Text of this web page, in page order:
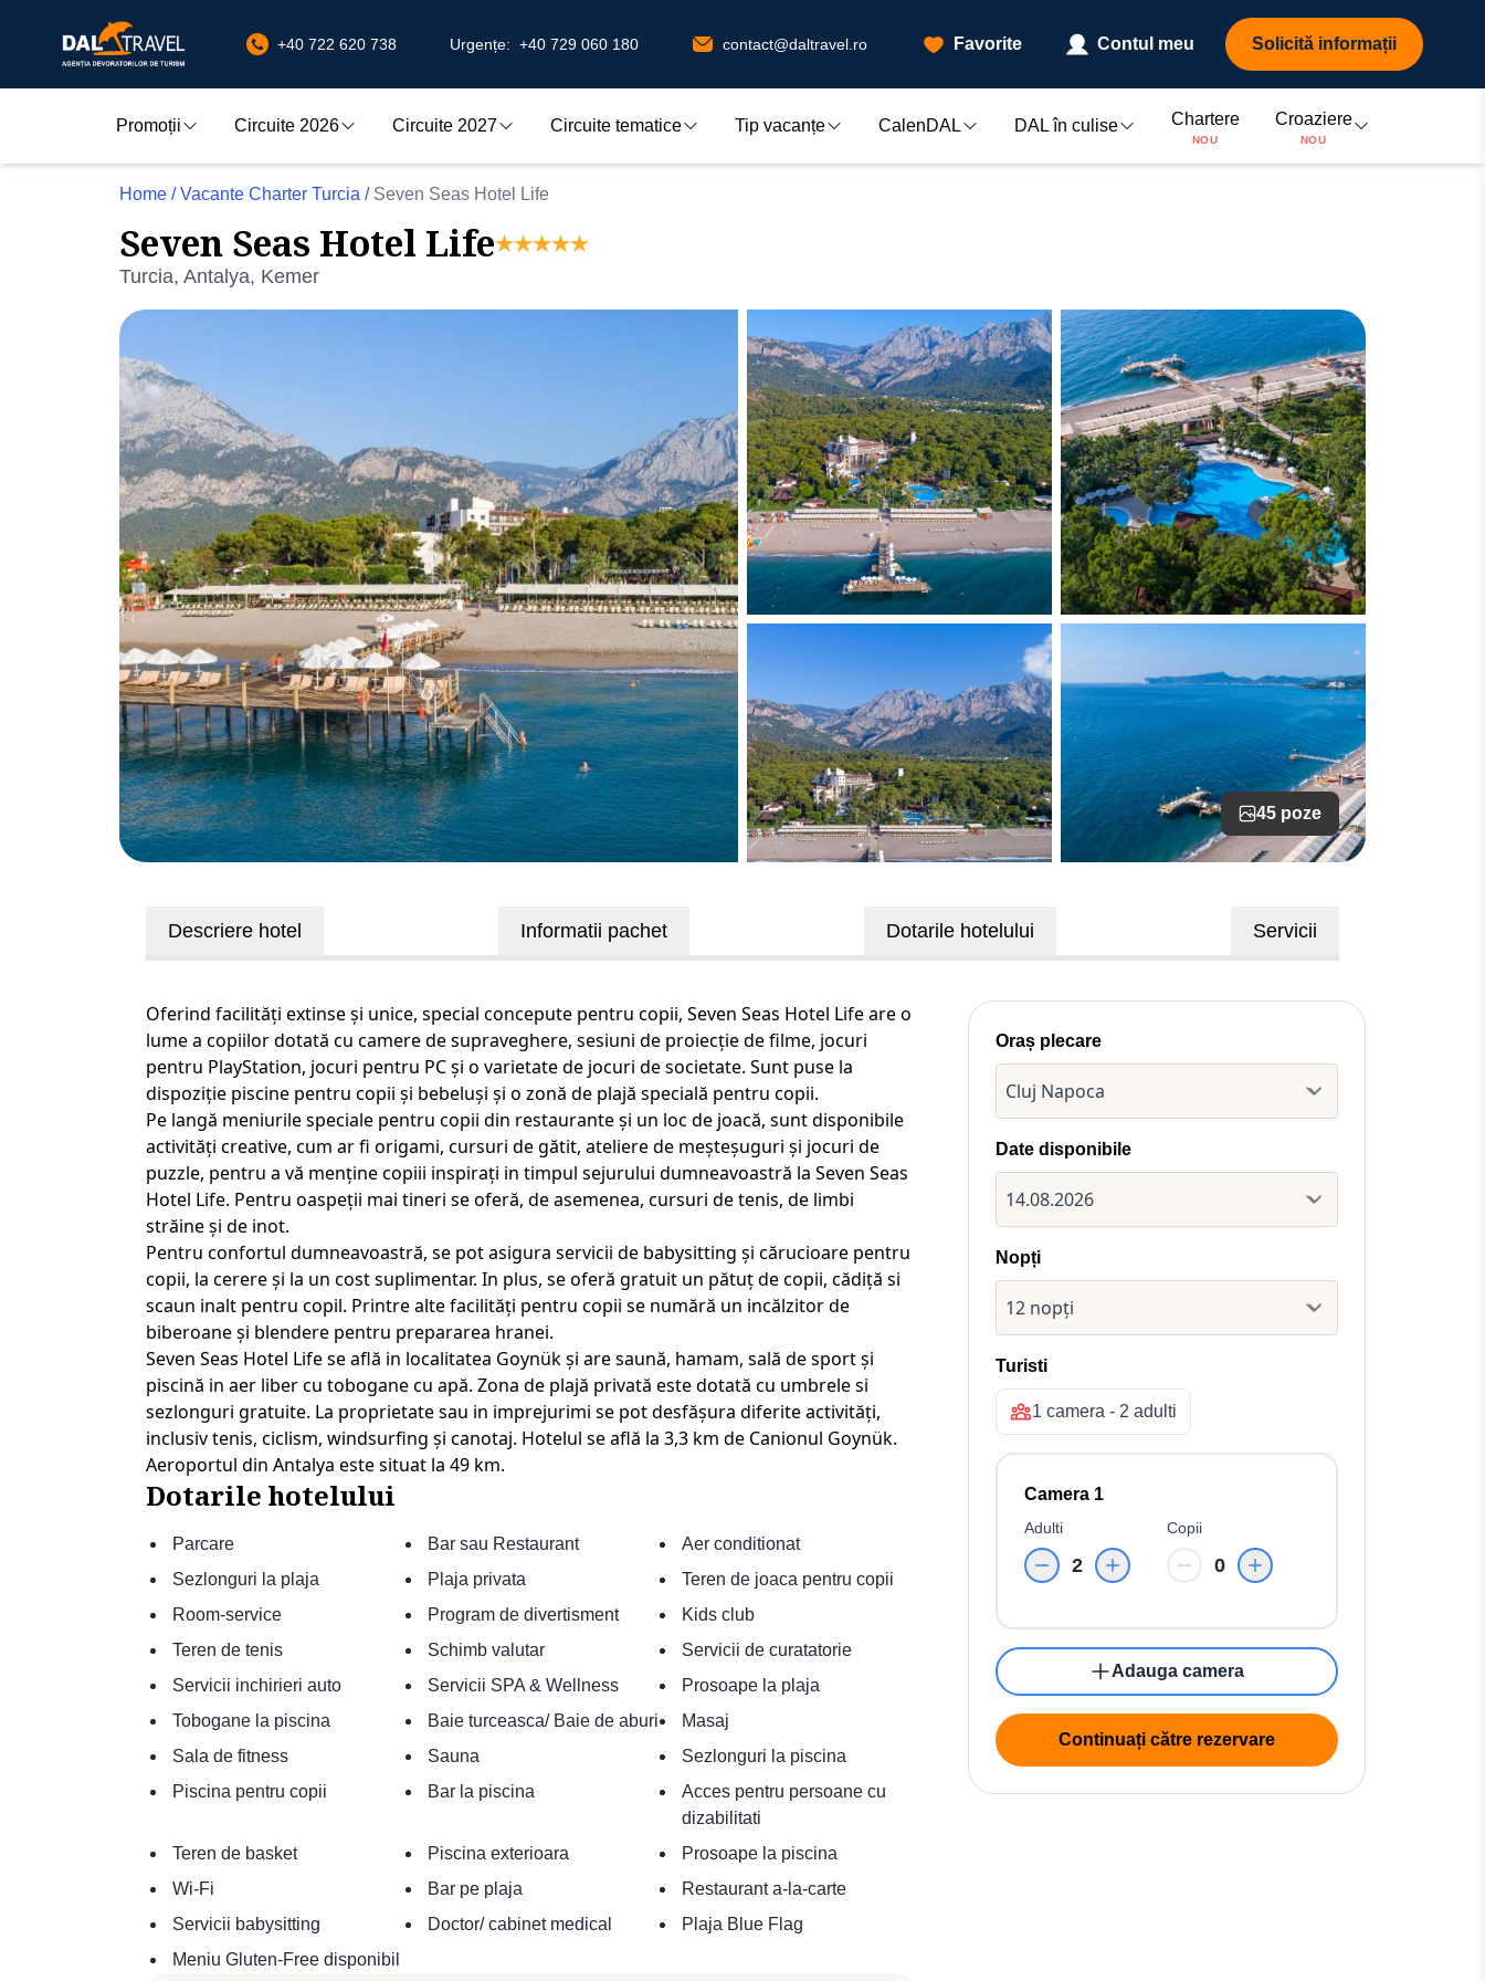
+40 722 620 738 Urgențe: +40 729 060 180 contact@daltravel.ro Favorite Contul meu Solicită informații
Promoții Circuite 2026 Circuite 2027 Circuite tematice Tip vacanțe CalenDAL DAL în culise Chartere
NOU
Croaziere
NOU
Home / Vacante Charter Turcia / Seven Seas Hotel Life
Seven Seas Hotel Life
Turcia, Antalya, Kemer
45 poze
Descriere hotel Informatii pachet Dotarile hotelului Servicii
Oferind facilități extinse și unice, special concepute pentru copii, Seven Seas Hotel Life are o
lume a copiilor dotată cu camere de supraveghere, sesiuni de proiecție de filme, jocuri
pentru PlayStation, jocuri pentru PC și o varietate de jocuri de societate. Sunt puse la
dispoziție piscine pentru copii și bebeluși și o zonă de plajă specială pentru copii.
Pe langă meniurile speciale pentru copii din restaurante și un loc de joacă, sunt disponibile
activități creative, cum ar fi origami, cursuri de gătit, ateliere de meșteșuguri și jocuri de
puzzle, pentru a vă menține copiii inspirați in timpul sejurului dumneavoastră la Seven Seas
Hotel Life. Pentru oaspeții mai tineri se oferă, de asemenea, cursuri de tenis, de limbi
străine și de inot.
Pentru confortul dumneavoastră, se pot asigura servicii de babysitting și cărucioare pentru
copii, la cerere și la un cost suplimentar. In plus, se oferă gratuit un pătuț de copii, cădiță si
scaun inalt pentru copil. Printre alte facilități pentru copii se numără un incălzitor de
biberoane și blendere pentru prepararea hranei.
Seven Seas Hotel Life se află in localitatea Goynük și are saună, hamam, sală de sport și
piscină in aer liber cu tobogane cu apă. Zona de plajă privată este dotată cu umbrele si
sezlonguri gratuite. La proprietate sau in imprejurimi se pot desfășura diferite activități,
inclusiv tenis, ciclism, windsurfing și canotaj. Hotelul se află la 3,3 km de Canionul Goynük.
Aeroportul din Antalya este situat la 49 km.
Dotarile hotelului
Parcare Bar sau Restaurant
Aer conditionat
Sezlonguri la plaja
Plaja privata
Teren de joaca pentru copii
Room-service
Program de divertisment
Kids club
Teren de tenis
Schimb valutar
Servicii de curatatorie
Servicii inchirieri auto
Servicii SPA & Wellness
Prosoape la plaja
Tobogane la piscina
Baie turceasca/ Baie de aburi
Masaj
Sala de fitness
Sauna
Sezlonguri la piscina
Piscina pentru copii
Bar la piscina
Acces pentru persoane cu
dizabilitati
Teren de basket
Piscina exterioara
Prosoape la piscina
Wi-Fi
Bar pe plaja
Restaurant a-la-carte
Servicii babysitting
Doctor/ cabinet medical
Plaja Blue Flag
Meniu Gluten-Free disponibil
Oraș plecare
Date disponibile
Nopți
Turisti
1 camera - 2 adulti
Camera 1
Adulti
2
Copii
0
Adauga camera
Continuați către rezervare